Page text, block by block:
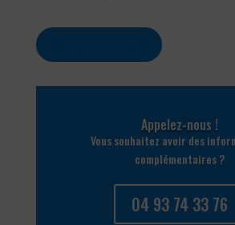
Appelez-nous !
Vous souhaitez avoir des
complémentaires ?
04 93 74 33 76